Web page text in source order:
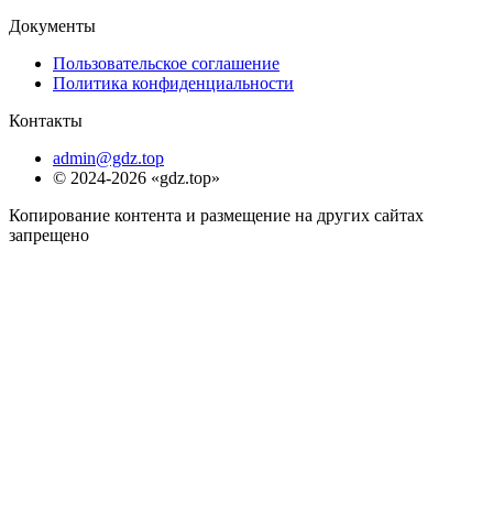
Документы
Пользовательское соглашение
Политика конфиденциальности
Контакты
admin@gdz.top
© 2024-2026 «gdz.top»
Копирование контента и размещение на других сайтах
запрещено